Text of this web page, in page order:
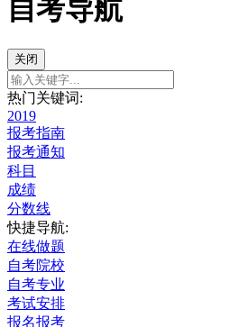
自考导航
关闭
热门关键词:
2019
报考指南
报考通知
科目
成绩
分数线
快捷导航:
在线做题
自考院校
自考专业
考试安排
报名报考